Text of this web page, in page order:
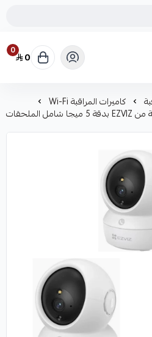
0 0
كاميرات المراقبة Wi-Fi